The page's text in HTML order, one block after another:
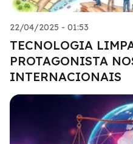
22/04/2025 - 01:53
TECNOLOGIA
PROTAGONISTA
INTERNACIONAIS